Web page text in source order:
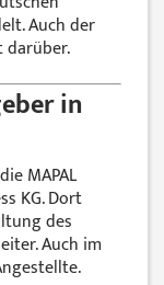
Auch der
darüber.
in
MAPAL
KG. Dort
des
Auch im